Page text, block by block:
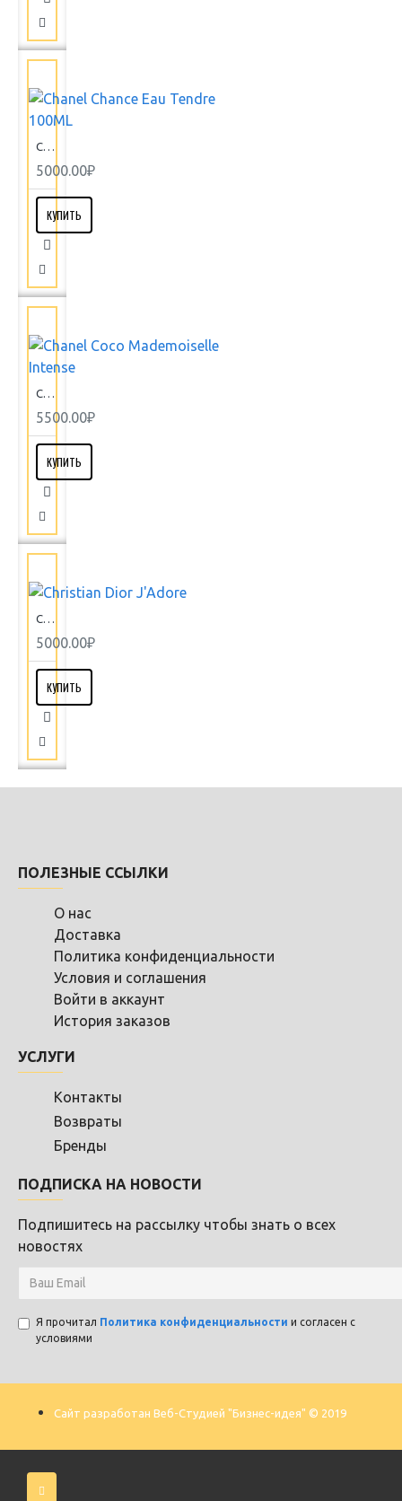
5000.00₽
КУПИТЬ
Chanel Coco Mademoiselle Intense
5500.00₽
КУПИТЬ
Christian Dior J'Adore
5000.00₽
КУПИТЬ
ПОЛЕЗНЫЕ ССЫЛКИ
О нас
Доставка
Политика конфиденциальности
Условия и соглашения
Войти в аккаунт
История заказов
УСЛУГИ
Контакты
Возвраты
Бренды
ПОДПИСКА НА НОВОСТИ
Подпишитесь на рассылку чтобы знать о всех
новостях
Я прочитал Политика конфиденциальности и согласен с
условиями
Сайт разработан Веб-Студией "Бизнес-идея" © 2019